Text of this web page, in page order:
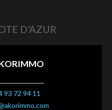
D'AZUR
93 72 94 11